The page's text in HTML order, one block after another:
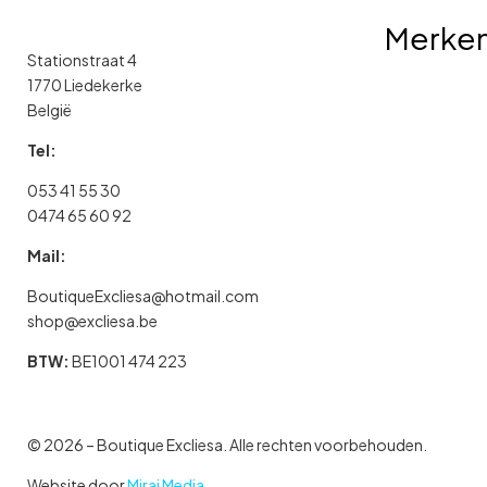
Stationstraat 4
1770 Liedekerke
België
Tel:
053 41 55 30
0474 65 60 92
Mail:
BoutiqueExcliesa@hotmail.com
shop@excliesa.be
BTW: BE1001 474 223
© 2026 – Boutique Excliesa. Alle rechten voorbehouden.